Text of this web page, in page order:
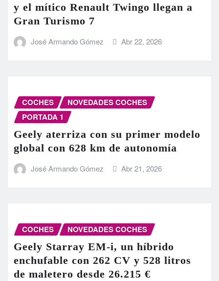
y el mítico Renault Twingo llegan a
Gran Turismo 7
José Armando Gómez Abr 22, 2026
COCHES
NOVEDADES COCHES
PORTADA 1
Geely aterriza con su primer modelo
global con 628 km de autonomía
José Armando Gómez Abr 21, 2026
COCHES NOVEDADES COCHES
Geely Starray EM-i, un híbrido
enchufable con 262 CV y 528 litros
de maletero desde 26.215 €